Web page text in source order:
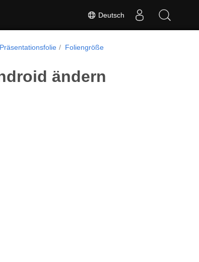
Deutsch
Präsentationsfolie Foliengröße
ändern